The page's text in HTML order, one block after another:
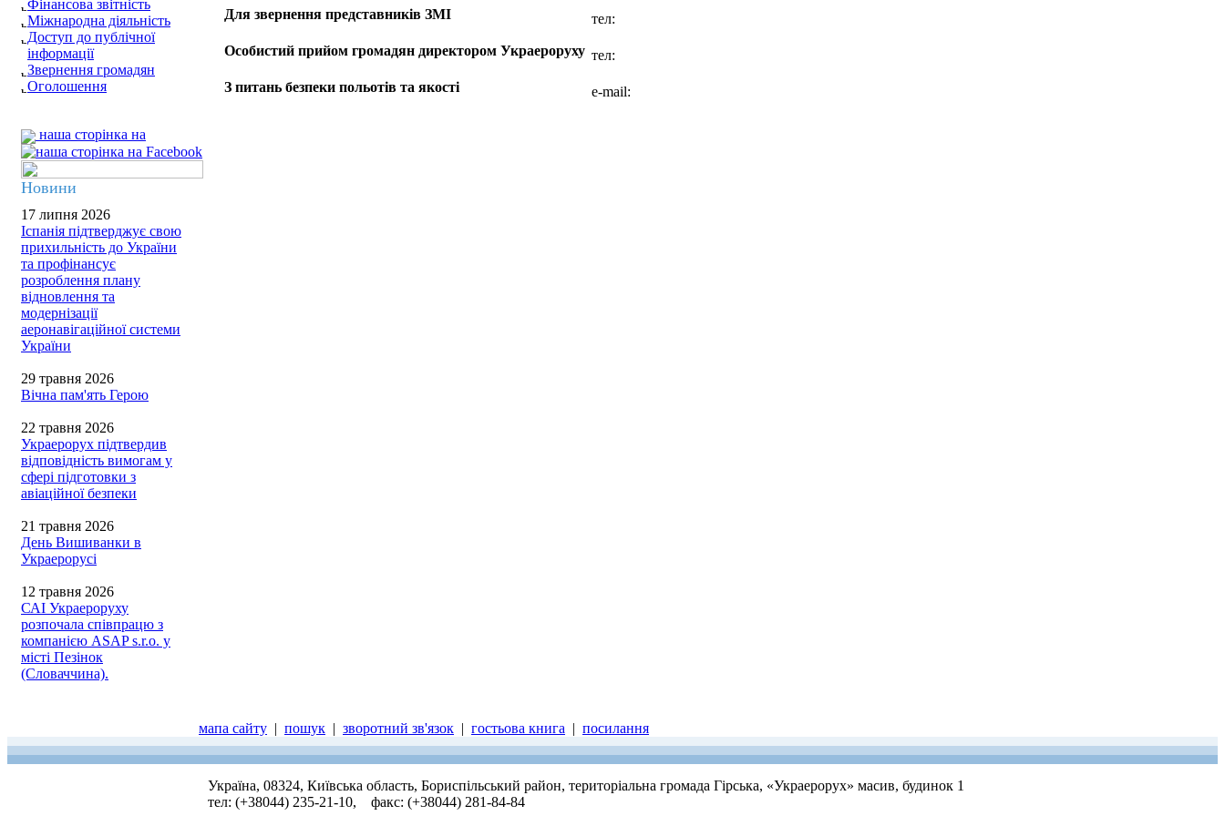
Фінансова звітність
Міжнародна діяльність
Доступ до публічної
інформації
Звернення громадян
Оголошення
наша сторінка на
Новини
17 липня 2026
Іспанія підтверджує свою
прихильність до України
та профінансує
розроблення плану
відновлення та
модернізації
аеронавігаційної системи
України
29 травня 2026
Вічна пам'ять Герою
22 травня 2026
Украерорух підтвердив
відповідність вимогам у
сфері підготовки з
авіаційної безпеки
21 травня 2026
День Вишиванки в
Украерорусі
12 травня 2026
САІ Украероруху
розпочала співпрацю з
компанією ASAP s.r.o. у
місті Пезінок
(Словаччина).
Для звернення представників ЗМІ тел:
Особистий прийом громадян директором Украероруху тел:
З питань безпеки польотів та якості e-mail:
мапа сайту | пошук | зворотний зв'язок | гостьова книга | посилання
Україна, 08324, Київська область, Бориспільський район, територіальна громада Гірська, «Украерорух» масив, будинок 1
тел: (+38044) 235-21-10, факс: (+38044) 281-84-84